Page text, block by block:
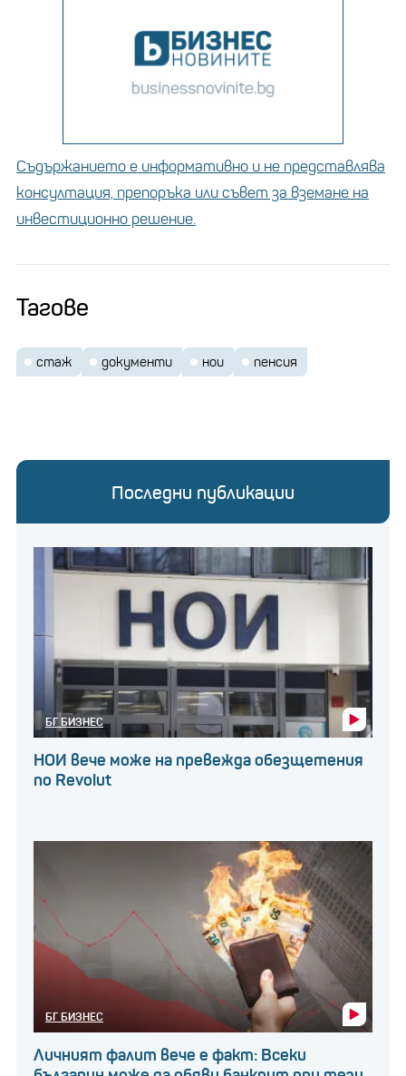
Съдържанието е информативно и не представлява
консултация, препоръка или съвет за вземане на
инвестиционно решение.
Тагове
стаж документи нои пенсия
Последни публикации
БГ БИЗНЕС
НОИ вече може на превежда обезщетения
по Revolut
БГ БИЗНЕС
Личният фалит вече е факт: Всеки